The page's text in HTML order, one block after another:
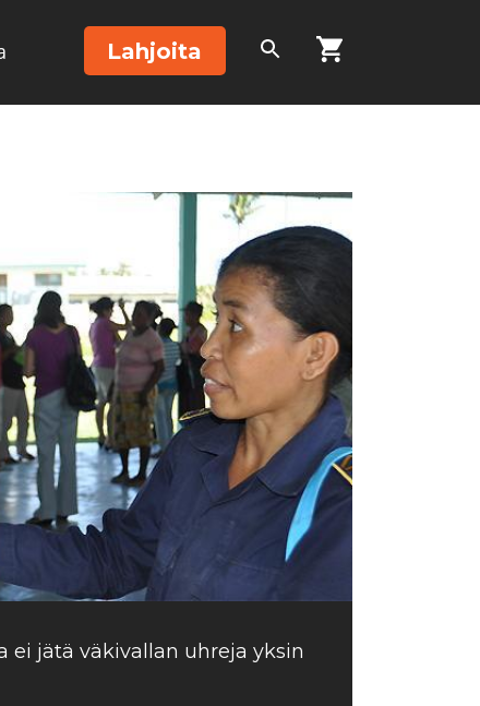
Lahjoita
ei jätä väkivallan uhreja yksin